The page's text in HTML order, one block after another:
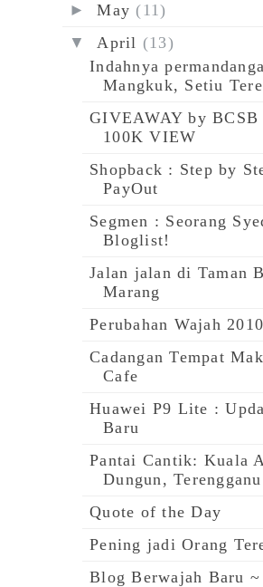
►May (11)
▼April (13)
Indahnya
Mangkuk, Setiu
GIVEAWAY by
100K VIEW
Shopback : Step by
PayOut
Segmen : Seorang
Bloglist!
Jalan jalan di Taman
Marang
Perubahan Wajah
Cadangan Tempat
Cafe
Huawei P9 Lite :
Baru
Pantai Cantik: Kuala
Dungun, Terengganu
Quote of the Day
Pening jadi Orang
Blog Berwajah Baru ~